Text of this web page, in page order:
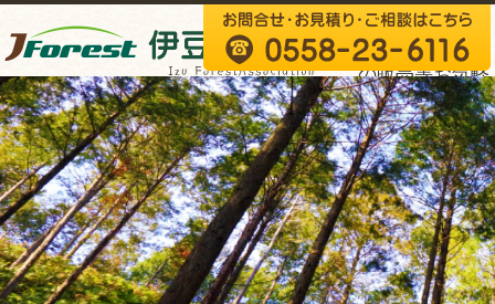
森林伐採・木材
の販売等お気軽
にご相談くださ
い。